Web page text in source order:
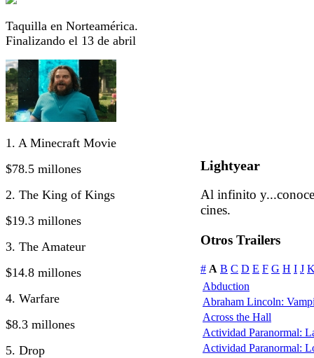
Taquilla en Norteamérica.
Finalizando el 13 de abril
1. A Minecraft Movie
$78.5 millones
2. The King of Kings
$19.3 millones
3. The Amateur
$14.8 millones
4. Warfare
$8.3 millones
5. Drop
Lightyear
Al infinito
cines.
Otros Trailers
# A B C D E F G H I J
Abduction
Abraham Lincoln:
Across the Hall
Actividad Paranormal:
Actividad Paranormal: